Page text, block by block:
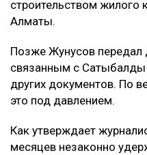
строительством жилого
Алматы.
Позже Жунусов передал
связанным с
других документов. По
это под давлением.
Как утверждает
месяцев незаконно